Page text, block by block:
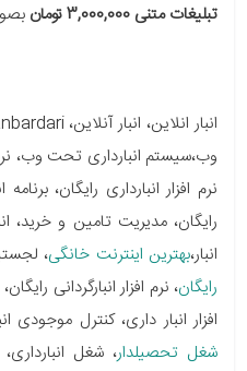
تبلیغات متنی 3,000,000 تومان
وب،سیستم انبارداری تحت وب،
نرم افزار انبارداری رایگان،
رایگان، مدیریت تامین و خرید،
انبار،بهترین اینترنت خانگی،
رایگان، نرم افزار انبارگردانی
افزار انبار داری، کنترل موجودی
شغل تحصیلدار، شغل انبارداری،